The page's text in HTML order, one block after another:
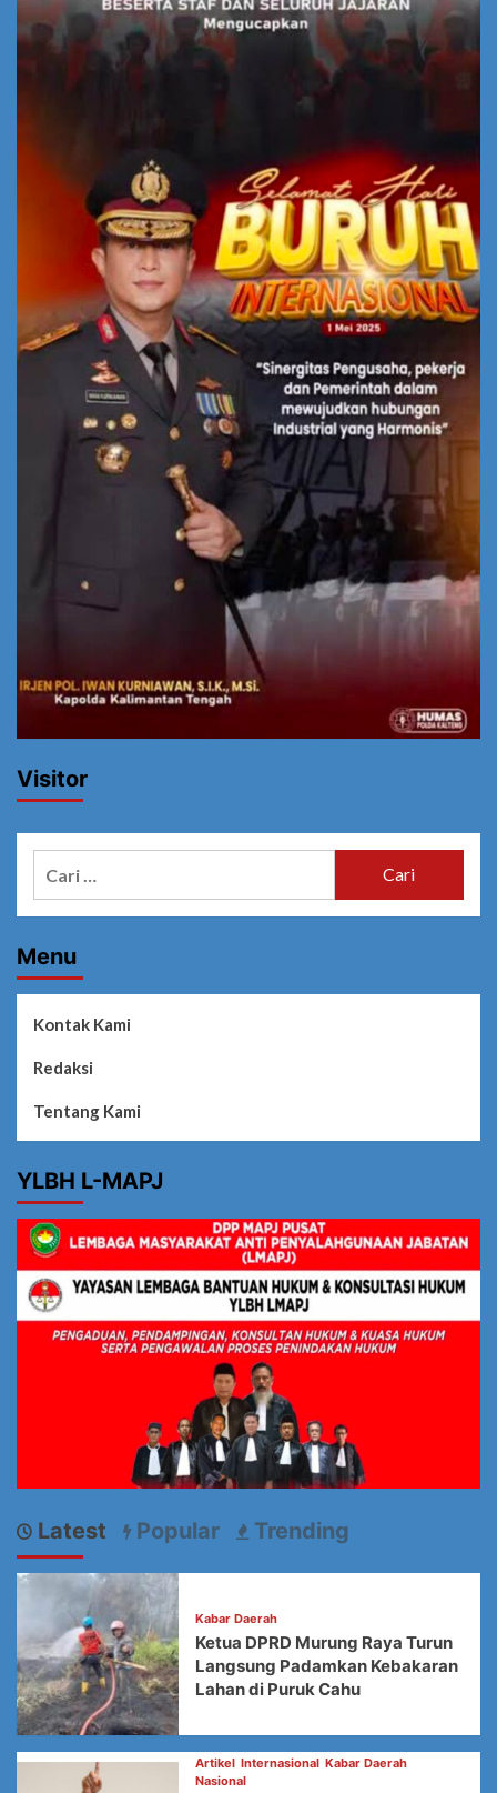
Visitor
Menu
Kontak Kami
Redaksi
Tentang Kami
YLBH L-MAPJ
Latest Popular Trending
Kabar Daerah
Ketua DPRD Murung Raya Turun
Langsung Padamkan Kebakaran
Lahan di Puruk Cahu
Artikel Internasional Kabar Daerah
Nasional